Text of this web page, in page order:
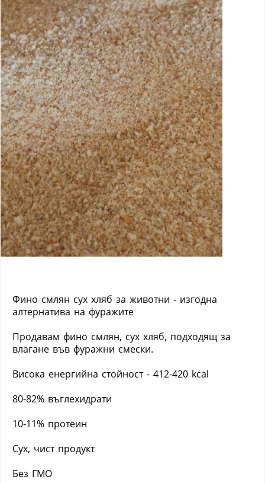
Фино смлян сух хляб за животни - изгодна
алтернатива на фуражите
Продавам фино смлян, сух хляб, подходящ за
влагане във фуражни смески.
Висока енергийна стойност - 412-420 kcal
80-82% въглехидрати
10-11% протеин
Сух, чист продукт
Без ГМО